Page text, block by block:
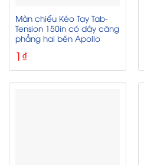
Màn chiếu Kéo Tay Tab-
Tension 150in có dây căng
phẳng hai bên Apollo
1₫